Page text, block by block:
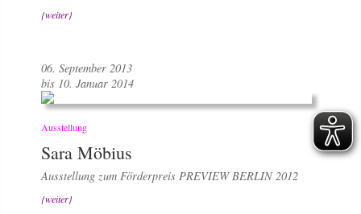
{weiter}
06. September 2013
bis 10. Januar 2014
Ausstellung
Sara Möbius
Ausstellung zum Förderpreis PREVIEW BERLIN 2012
{weiter}